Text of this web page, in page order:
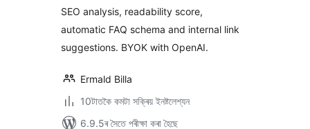
SEO analysis, readability score,
automatic FAQ schema and internal link
suggestions. BYOK with OpenAI.
Ermald Billa
10টাতকৈ কমটা সক্ৰিয় ইনষ্টলেশ্যন
6.9.5ৰ সৈতে পৰীক্ষা কৰা হৈছে